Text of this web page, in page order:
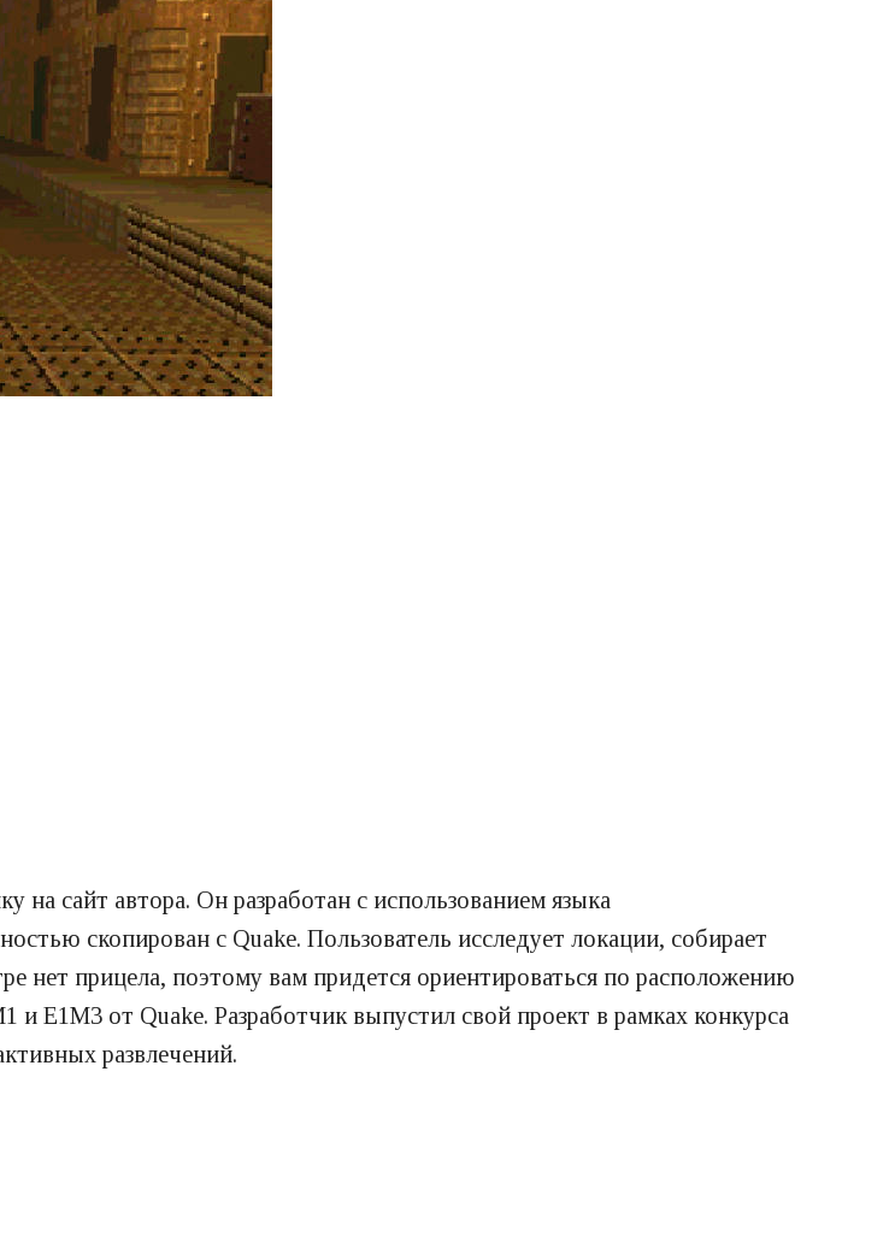
на сайт автора. Он разработан с использованием языка
скопирован с Quake. Пользователь исследует локации, собирает
нет прицела, поэтому вам придется ориентироваться по расположению
и E1M3 от Quake. Разработчик выпустил свой проект в рамках конкурса
развлечений.